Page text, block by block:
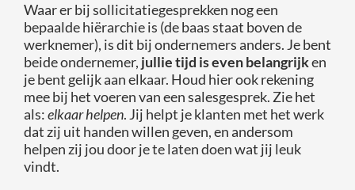
Waar er bij sollicitatiegesprekken nog een
bepaalde hiërarchie is (de baas staat boven de
werknemer), is dit bij ondernemers anders. Je bent
beide ondernemer, jullie tijd is even belangrijken
je bent gelijk aan elkaar. Houd hier ook rekening
mee bij het voeren van een salesgesprek. Zie het
als:elkaar helpen. Jij helpt je klanten met het werk
dat zij uit handen willen geven, en andersom
helpen zij jou door je te laten doen wat jij leuk
vindt.